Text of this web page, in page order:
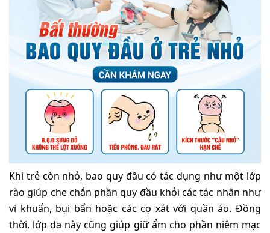
Khi trẻ còn nhỏ, bao quy đầu có tác dụng như một lớp
rào giúp che chắn phần quy đầu khỏi các tác nhân như
vi khuẩn, bụi bẩn hoặc các cọ xát với quần áo. Đồng
thời, lớp da này cũng giúp giữ ẩm cho phần niêm mạc